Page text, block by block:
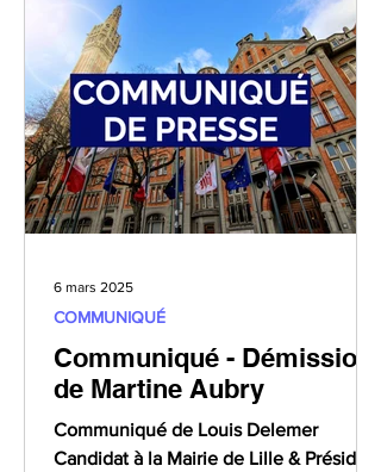
Communiqué - Démission
de Martine Aubry
Communiqué de Louis Delemer
Candidat à la Mairie de Lille & Président
COMMUNIQUÉ
6 mars 2025